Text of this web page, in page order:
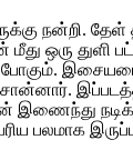
நன்றி.
ஒரு துளி
இணைந்து
பலமாக